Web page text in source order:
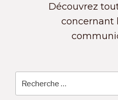
Découvrez
concernant